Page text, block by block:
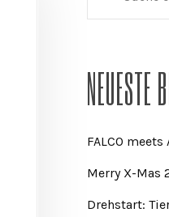
NEUESTE
FALCO meets
Merry X-Mas
Drehstart: